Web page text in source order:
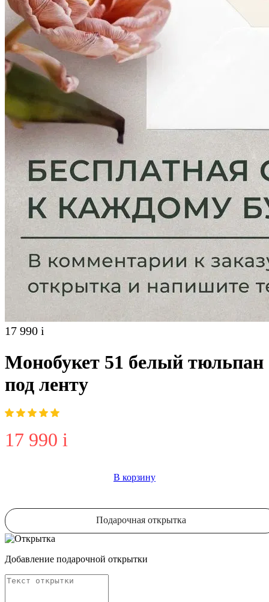
17 990 i
Монобукет 51 белый тюльпан
под ленту
17 990 i
В корзину
Подарочная открытка
Добавление подарочной открытки